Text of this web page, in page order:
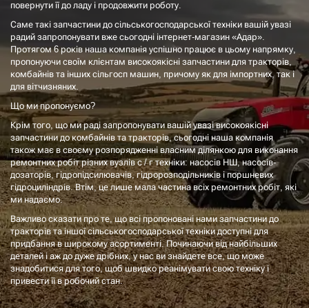
повернути її до ладу і продовжити роботу.
Саме такі запчастини до сільськогосподарської техніки вашій увазі
радий запропонувати вже сьогодні інтернет-магазин «Адар».
Протягом 6 років наша компанія успішно працює в цьому напрямку,
пропонуючи своїм клієнтам високоякісні запчастини для тракторів,
комбайнів та інших сільгосп машин, причому як для імпортних, так і
для вітчизняних.
Що ми пропонуємо?
Крім того, що ми раді запропонувати вашій увазі високоякісні
запчастини до комбайнів та тракторів, сьогодні наша компанія
також має в своєму розпорядженні власним ділянкою для виконання
ремонтних робіт різних вузлів с / г техніки: насосів НШ, насосів-
дозаторів, гідропідсилювачів, гідророзподільників і поршневих
гідроциліндрів. Втім, це лише мала частина всіх ремонтних робіт, які
ми надаємо.
Важливо сказати про те, що всі пропоновані нами запчастини до
тракторів та іншої сільськогосподарської техніки доступні для
придбання в широкому асортименті. Починаючи від найбільших
деталей і аж до дуже дрібних, у нас ви знайдете все, що може
знадобитися для того, щоб швидко реанімувати свою техніку і
привести її в робочий стан.